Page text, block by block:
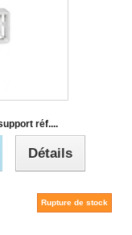
réf....
Détails
Rupture de stock